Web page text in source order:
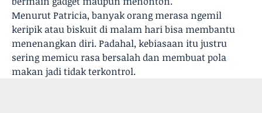
Menurut Patricia, banyak orang merasa ngemil
keripik atau biskuit di malam hari bisa membantu
menenangkan diri. Padahal, kebiasaan itu justru
sering memicu rasa bersalah dan membuat pola
makan jadi tidak terkontrol.